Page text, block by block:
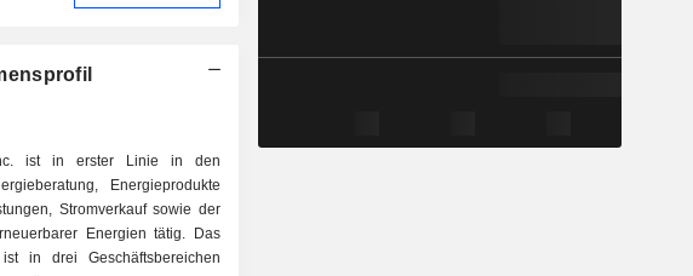
ist in erster Linie in den
Energieprodukte
Stromverkauf sowie der
Energien tätig. Das
ist in drei Geschäftsbereichen